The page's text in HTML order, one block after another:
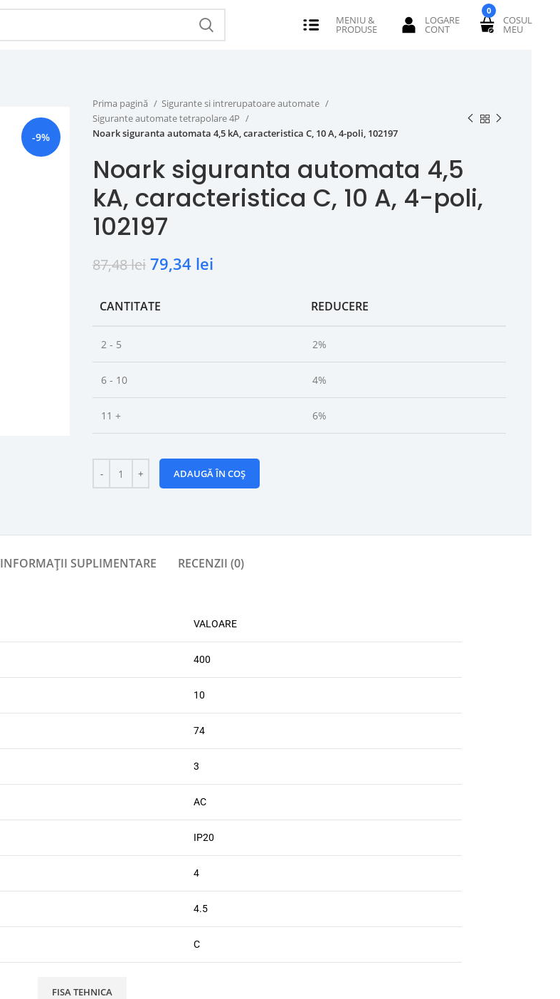
0
-9%
Prima pagină
Sigurante si intrerupatoare automate
Sigurante automate tetrapolare 4P
Noark siguranta automata 4,5 kA, caracteristica C, 10 A, 4-poli, 102197
Noark siguranta automata 4,5
kA, caracteristica C, 10 A, 4-poli,
102197
87,48lei 79,34 lei
CANTITATE REDUCERE
2 - 5 2%
6 - 10 4%
11 + 6%
ADAUGĂ ÎN COȘ
INFORMAȚII SUPLIMENTARE RECENZII (0)
VALOARE
400
10
74
3
AC
IP20
4
4.5
C
FISA TEHNICA